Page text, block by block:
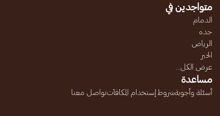
متواجدين في
الدمام
جده
الرياض
الخبر
عرض الكل...
مساعدة
أسئلة وأجوبةشروط إستخدام المكافآتتواصل معنا